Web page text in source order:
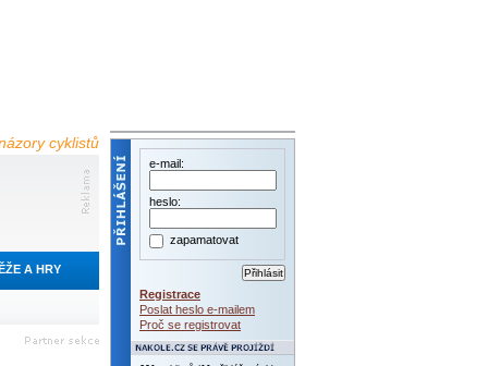
cyklistů
A HRY
e-mail:
heslo:
zapamatovat
Registrace
Poslat heslo e-mailem
Proč se registrovat